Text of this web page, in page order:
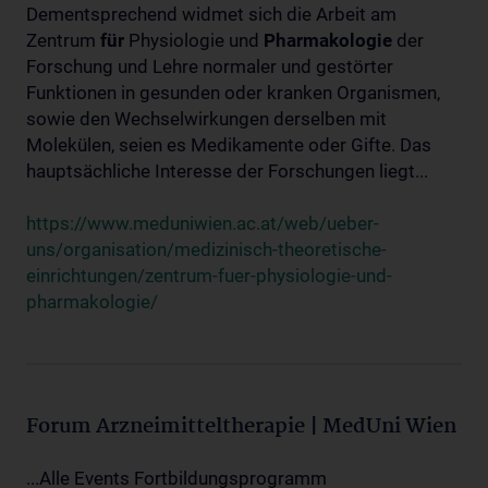
Dementsprechend widmet sich die Arbeit am
Zentrum für Physiologie und Pharmakologie der
Forschung und Lehre normaler und gestörter
Funktionen in gesunden oder kranken Organismen,
sowie den Wechselwirkungen derselben mit
Molekülen, seien es Medikamente oder Gifte. Das
hauptsächliche Interesse der Forschungen liegt...
https://www.meduniwien.ac.at/web/ueber-
uns/organisation/medizinisch-theoretische-
einrichtungen/zentrum-fuer-physiologie-und-
pharmakologie/
Forum Arzneimitteltherapie | MedUni Wien
...Alle Events Fortbildungsprogramm